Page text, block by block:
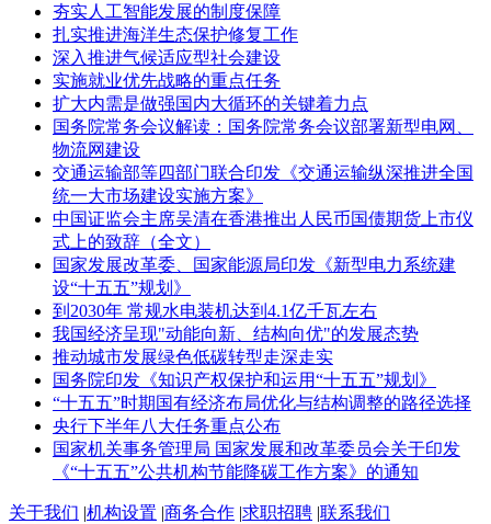
夯实人工智能发展的制度保障
扎实推进海洋生态保护修复工作
深入推进气候适应型社会建设
实施就业优先战略的重点任务
扩大内需是做强国内大循环的关键着力点
国务院常务会议解读：国务院常务会议部署新型电网、
物流网建设
交通运输部等四部门联合印发《交通运输纵深推进全国
统一大市场建设实施方案》
中国证监会主席吴清在香港推出人民币国债期货上市仪
式上的致辞（全文）
国家发展改革委、国家能源局印发《新型电力系统建
设“十五五”规划》
到2030年 常规水电装机达到4.1亿千瓦左右
我国经济呈现"动能向新、结构向优"的发展态势
推动城市发展绿色低碳转型走深走实
国务院印发《知识产权保护和运用“十五五”规划》
“十五五”时期国有经济布局优化与结构调整的路径选择
央行下半年八大任务重点公布
国家机关事务管理局 国家发展和改革委员会关于印发
《“十五五”公共机构节能降碳工作方案》的通知
关于我们 |机构设置 |商务合作 |求职招聘 |联系我们